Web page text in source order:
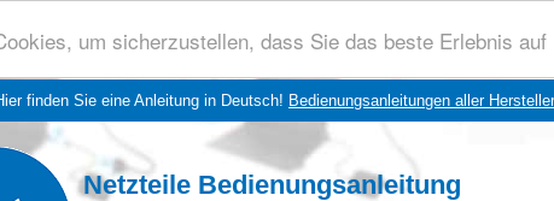
um sicherzustellen, dass Sie das beste Erlebnis
finden Sie eine Anleitung in Deutsch! Bedienungsanleitungen aller
Netzteile Bedienungsanleitung